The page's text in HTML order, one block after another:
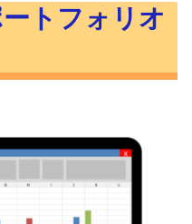
トフォリオ